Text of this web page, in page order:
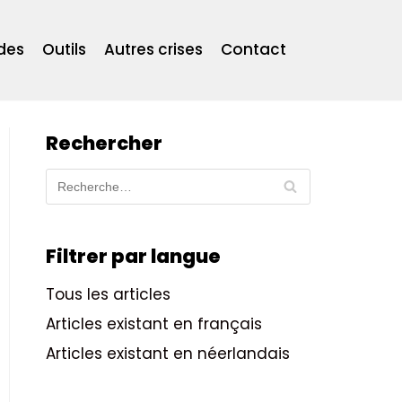
Outils Autres crises Contact
Rechercher
Filtrer par langue
Tous les articles
Articles existant en français
Articles existant en néerlandais